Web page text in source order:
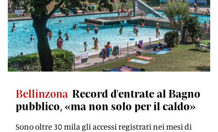
Bellinzona Record d'entrate al Bagno
pubblico, «ma non solo per il caldo»
Sono oltre 30 mila gli accessi registrati nei mesi di